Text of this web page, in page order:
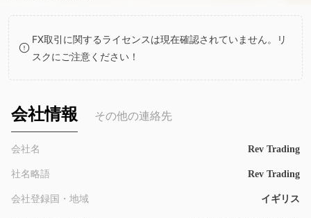
6
7
8
4
5
6
9
FX取引に関するライセンスは現在確認されていません。リ
スクにご注意ください！
会社情報 その他の連絡先
会社名 Rev Trading
社名略語 Rev Trading
会社登録国・地域 イギリス